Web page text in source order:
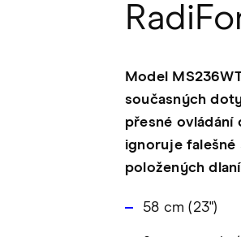
Model
současných
přesné ovládání
ignoruje falešné
položených
58 cm (23")